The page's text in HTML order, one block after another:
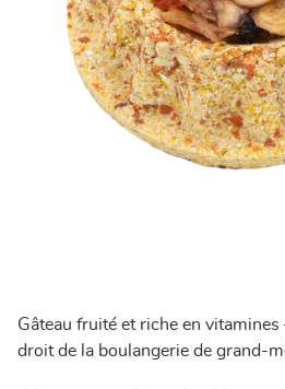
Gâteau fruité et riche en
droit de la boulangerie de grand-